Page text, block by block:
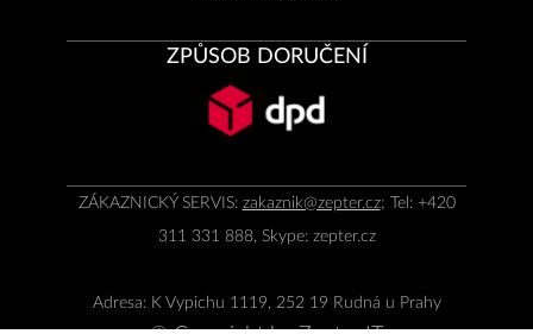
ZPŮSOB DORUČENÍ
ZÁKAZNICKÝ SERVIS: zakaznik@zepter.cz; Tel: +420
311 331 888, Skype: zepter.cz
Adresa: K Vypichu 1119, 252 19 Rudná u Prahy